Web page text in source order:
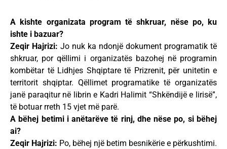
A kishte organizata program të shkruar, nëse po, ku
ishte i bazuar?
Zeqir Hajrizi: Jo nuk ka ndonjë dokument programatik të
shkruar, por qëllimi i organizatës bazohej në programin
kombëtar të Lidhjes Shqiptare të Prizrenit, për unitetin e
territorit shqiptar. Qëllimet programatike të organizatës
janë paraqitur në librin e Kadri Halimit “Shkëndijë e lirisë”,
të botuar rreth 15 vjet më parë.
A bëhej betimi i anëtarëve të rinj, dhe nëse po, si bëhej
ai?
Zeqir Hajrizi: Po, bëhej një betim besnikërie e përkushtimi.